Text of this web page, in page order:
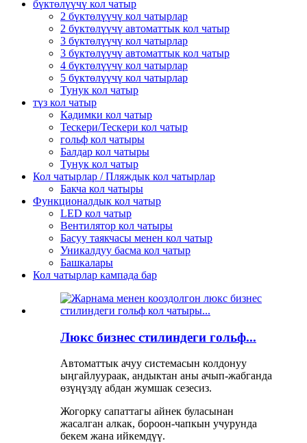
бүктөлүүчү кол чатыр
2 бүктөлүүчү кол чатырлар
2 бүктөлүүчү автоматтык кол чатыр
3 бүктөлүүчү кол чатырлар
3 бүктөлүүчү автоматтык кол чатыр
4 бүктөлүүчү кол чатырлар
5 бүктөлүүчү кол чатырлар
Тунук кол чатыр
түз кол чатыр
Кадимки кол чатыр
Тескери/Тескери кол чатыр
гольф кол чатыры
Балдар кол чатыры
Тунук кол чатыр
Кол чатырлар / Пляждык кол чатырлар
Бакча кол чатыры
Функционалдык кол чатыр
LED кол чатыр
Вентилятор кол чатыры
Басуу таякчасы менен кол чатыр
Уникалдуу басма кол чатыр
Башкалары
Кол чатырлар кампада бар
Люкс бизнес стилиндеги гольф...
Автоматтык ачуу системасын колдонуу
ыңгайлуураак, андыктан аны ачып-жабганда
өзүңүздү абдан жумшак сезесиз.
Жогорку сапаттагы айнек буласынан
жасалган алкак, бороон-чапкын учурунда
бекем жана ийкемдүү.